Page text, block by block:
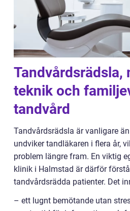
Tandvårdsrädsla,
teknik och
tandvård
Tandvårdsrädsla är vanligare
undviker tandläkaren i flera år,
problem längre fram. En viktig
klinik i Halmstad är därför
tandvårdsrädda patienter. Det
– ett lugnt bemötande utan